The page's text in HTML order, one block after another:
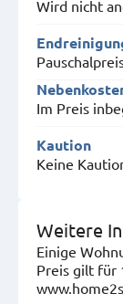
Wird nicht
Im Preis
Kaution
Keine
Weitere
Einige
Preis gilt für